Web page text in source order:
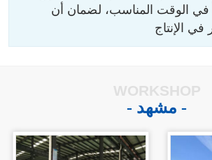
الوقت المناسب، لضمان أن
في الإنتاج
WORKSHOP
- مشهد -